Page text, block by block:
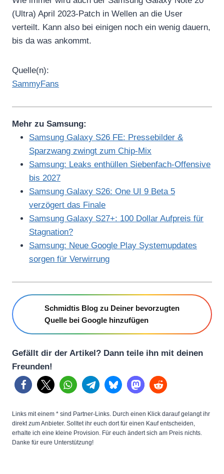
(Ultra) April 2023-Patch in Wellen an die User
verteilt. Kann also bei einigen noch ein wenig dauern,
bis da was ankommt.
Quelle(n):
SammyFans
Mehr zu Samsung:
Samsung Galaxy S26 FE: Pressebilder &
Sparzwang zwingt zum Chip-Mix
Samsung: Leaks enthüllen Siebenfach-Offensive
bis 2027
Samsung Galaxy S26: One UI 9 Beta 5
verzögert das Finale
Samsung Galaxy S27+: 100 Dollar Aufpreis für
Stagnation?
Samsung: Neue Google Play Systemupdates
sorgen für Verwirrung
Schmidtis Blog zu Deiner bevorzugten
Quelle bei Google hinzufügen
Gefällt dir der Artikel? Dann teile ihn mit deinen
Freunden!
Links mit einem * sind Partner-Links. Durch einen Klick darauf gelangt ihr
direkt zum Anbieter. Solltet ihr euch dort für einen Kauf entscheiden,
erhalte ich eine kleine Provision. Für euch ändert sich am Preis nichts.
Danke für eure Unterstützung!